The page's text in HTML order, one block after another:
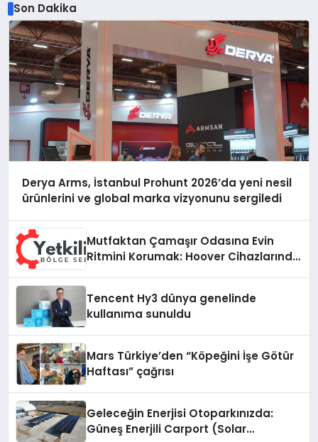
Son Dakika
Derya Arms, İstanbul Prohunt 2026’da yeni nesil
ürünlerini ve global marka vizyonunu sergiledi
Mutfaktan Çamaşır Odasına Evin
Ritmini Korumak: Hoover Cihazlarında
Tencent Hy3 dünya genelinde
kullanıma sunuldu
Mars Türkiye’den “Köpeğini İşe Götür
Haftası” çağrısı
Geleceğin Enerjisi Otoparkınızda:
Güneş Enerjili Carport (Solar